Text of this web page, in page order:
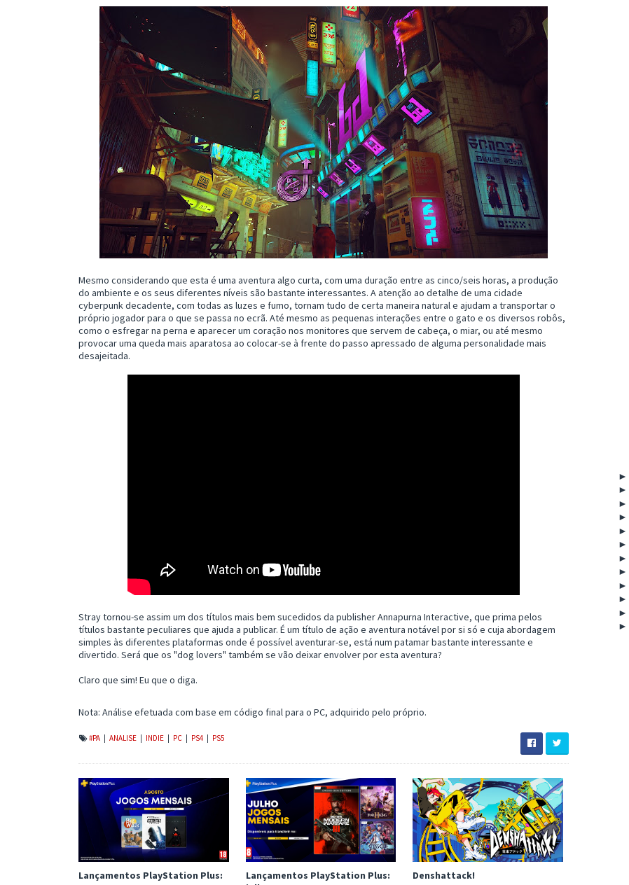
Mesmo considerando que esta é uma aventura algo curta, com uma duração entre as cinco/seis horas, a produção
do ambiente e os seus diferentes níveis são bastante interessantes. A atenção ao detalhe de uma cidade
cyberpunk decadente, com todas as luzes e fumo, tornam tudo de certa maneira natural e ajudam a transportar o
próprio jogador para o que se passa no ecrã. Até mesmo as pequenas interações entre o gato e os diversos robôs,
como o esfregar na perna e aparecer um coração nos monitores que servem de cabeça, o miar, ou até mesmo
provocar uma queda mais aparatosa ao colocar-se à frente do passo apressado de alguma personalidade mais
desajeitada.
Stray tornou-se assim um dos títulos mais bem sucedidos da publisher Annapurna Interactive, que prima pelos
títulos bastante peculiares que ajuda a publicar. É um título de ação e aventura notável por si só e cuja abordagem
simples às diferentes plataformas onde é possível aventurar-se, está num patamar bastante interessante e
divertido. Será que os "dog lovers" também se vão deixar envolver por esta aventura?
Claro que sim! Eu que o diga.
Nota: Análise efetuada com base em código final para o PC, adquirido pelo próprio.
#PA ANALISE INDIE PC PS4 PS5
Lançamentos PlayStation Plus:
Lançamentos PlayStation Plus:
Denshattack!
►
►
►
►
►
►
►
►
►
►
►
►